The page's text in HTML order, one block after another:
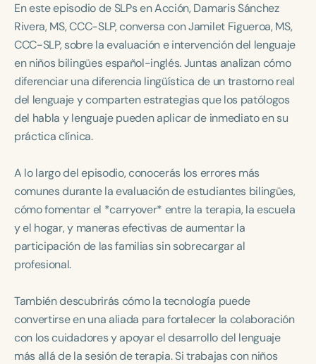
Population
Infants/Toddlers
Preschool
School-Aged
Young Adults Adults
Course Duration
h h+
En este episodio de SLPs en Acción, Damaris Sánchez
Rivera, MS, CCC-SLP, conversa con Jamilet Figueroa, MS,
CCC-SLP, sobre la evaluación e intervención del lenguaje
en niños bilingües español-inglés. Juntas analizan cómo
diferenciar una diferencia lingüística de un trastorno real
del lenguaje y comparten estrategias que los patólogos
del habla y lenguaje pueden aplicar de inmediato en su
práctica clínica.
A lo largo del episodio, conocerás los errores más
comunes durante la evaluación de estudiantes bilingües,
cómo fomentar el *carryover* entre la terapia, la escuela
y el hogar, y maneras efectivas de aumentar la
participación de las familias sin sobrecargar al
profesional.
También descubrirás cómo la tecnología puede
convertirse en una aliada para fortalecer la colaboración
con los cuidadores y apoyar el desarrollo del lenguaje
más allá de la sesión de terapia. Si trabajas con niños